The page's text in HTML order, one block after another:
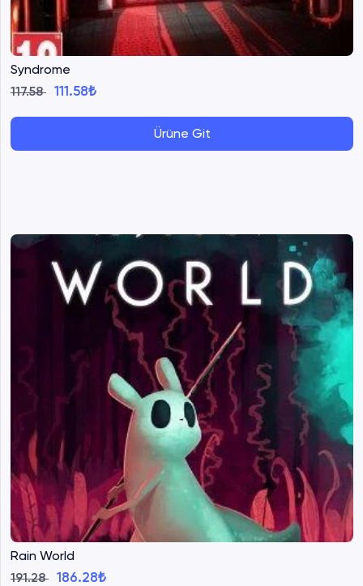
Syndrome
117.58 111.58₺
Ürüne Git
Rain World
191.28 186.28₺